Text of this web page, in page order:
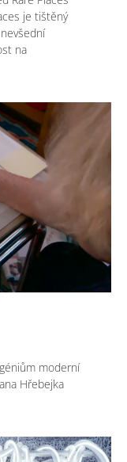
je tištěný
na
moderní
Hřebejka